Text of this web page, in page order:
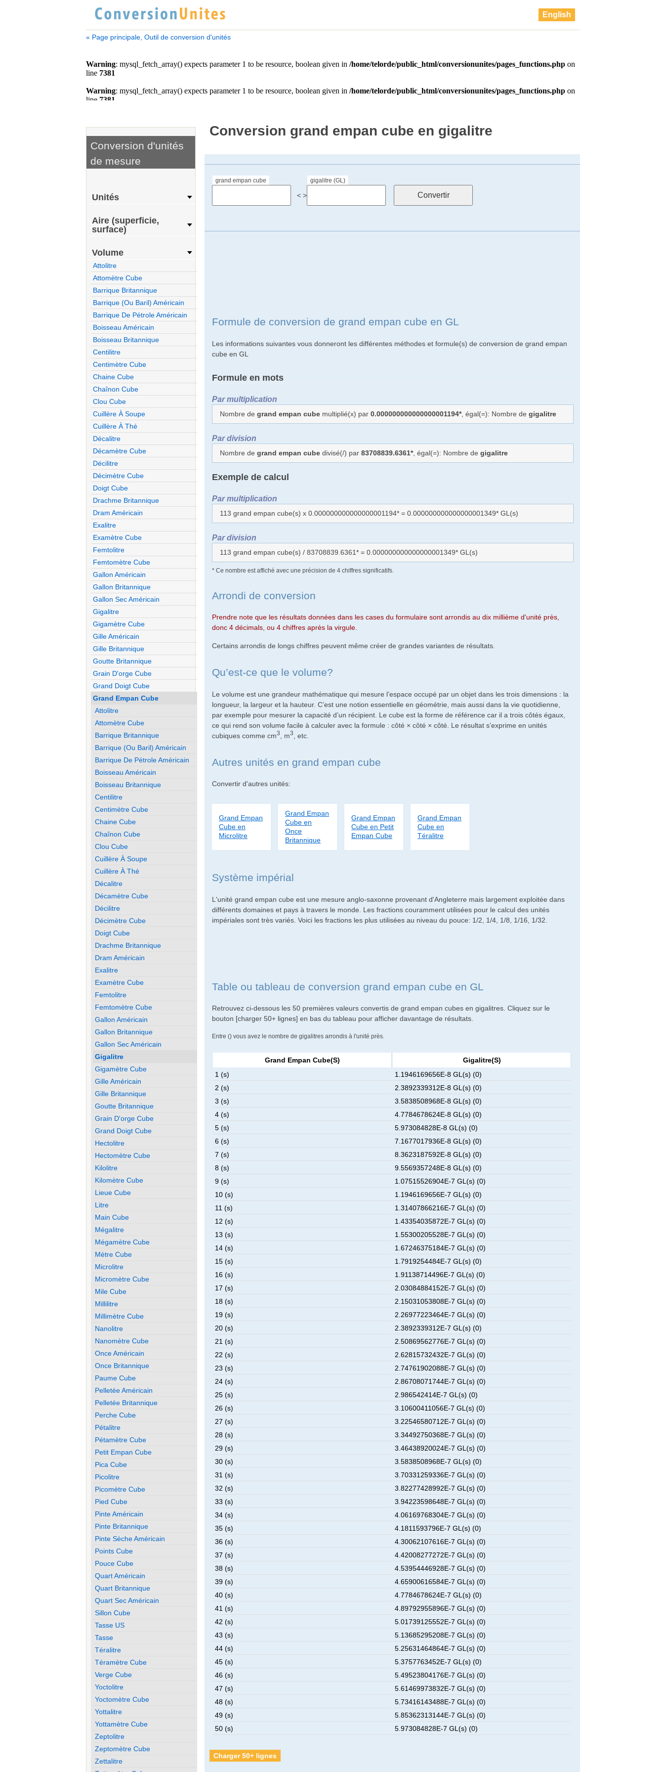
English
« Page principale, Outil de conversion d'unités
Conversion grand empan cube en gigalitre
grand empan cube
< >
gigalitre (GL)
Formule de conversion de grand empan cube en GL
Les informations suivantes vous donneront les différentes méthodes et formule(s) de conversion de grand empan
cube en GL
Formule en mots
Par multiplication
Nombre degrand empan cube multiplié(x) par0.000000000000000001194*, égal(=): Nombre degigalitre
Par division
Nombre degrand empan cube divisé(/) par83708839.6361*, égal(=): Nombre degigalitre
Exemple de calcul
Par multiplication
113 grand empan cube(s) x 0.000000000000000001194* = 0.000000000000000001349* GL(s)
Par division
113 grand empan cube(s) / 83708839.6361* = 0.000000000000000001349* GL(s)
* Ce nombre est affiché avec une précision de 4 chiffres significatifs.
Arrondi de conversion
Prendre note que les résultats données dans les cases du formulaire sont arrondis au dix millième d'unité près,
donc 4 décimals, ou 4 chiffres après la virgule.
Certains arrondis de longs chiffres peuvent même créer de grandes variantes de résultats.
Qu’est-ce que le volume?
Le volume est une grandeur mathématique qui mesure l’espace occupé par un objet dans les trois dimensions : la
longueur, la largeur et la hauteur. C’est une notion essentielle en géométrie, mais aussi dans la vie quotidienne,
par exemple pour mesurer la capacité d’un récipient. Le cube est la forme de référence car il a trois côtés égaux,
ce qui rend son volume facile à calculer avec la formule : côté × côté × côté. Le résultat s’exprime en unités
cubiques comme cm3 , m3 , etc.
Autres unités en grand empan cube
Convertir d'autres unités:
Grand Empan
Cube en
Microlitre
Grand Empan
Cube en
Once
Britannique
Grand Empan
Cube en Petit
Empan Cube
Grand Empan
Cube en
Téralitre
Système impérial
L'unité grand empan cube est une mesure anglo-saxonne provenant d'Angleterre mais largement exploitée dans
différents domaines et pays à travers le monde. Les fractions couramment utilisées pour le calcul des unités
impériales sont très variés. Voici les fractions les plus utilisées au niveau du pouce: 1/2, 1/4, 1/8, 1/16, 1/32.
Table ou tableau de conversion grand empan cube en GL
Retrouvez ci-dessous les 50 premières valeurs convertis de grand empan cubes en gigalitres. Cliquez sur le
bouton [charger 50+ lignes] en bas du tableau pour afficher davantage de résultats.
Entre () vous avez le nombre de gigalitres arrondis à l'unité près.
Grand Empan Cube(s)
Gigalitre(s)
1 (s)
1.1946169656E-8 GL(s) (0)
2 (s)
2.3892339312E-8 GL(s) (0)
3 (s)
3.5838508968E-8 GL(s) (0)
4 (s)
4.7784678624E-8 GL(s) (0)
5 (s)
5.973084828E-8 GL(s) (0)
6 (s)
7.1677017936E-8 GL(s) (0)
7 (s)
8.3623187592E-8 GL(s) (0)
8 (s)
9.5569357248E-8 GL(s) (0)
9 (s)
1.07515526904E-7 GL(s) (0)
10 (s)
1.1946169656E-7 GL(s) (0)
11 (s)
1.31407866216E-7 GL(s) (0)
12 (s)
1.43354035872E-7 GL(s) (0)
13 (s)
1.55300205528E-7 GL(s) (0)
14 (s)
1.67246375184E-7 GL(s) (0)
15 (s)
1.7919254484E-7 GL(s) (0)
16 (s)
1.91138714496E-7 GL(s) (0)
17 (s)
2.03084884152E-7 GL(s) (0)
18 (s)
2.15031053808E-7 GL(s) (0)
19 (s)
2.26977223464E-7 GL(s) (0)
20 (s)
2.3892339312E-7 GL(s) (0)
21 (s)
2.50869562776E-7 GL(s) (0)
22 (s)
2.62815732432E-7 GL(s) (0)
23 (s)
2.74761902088E-7 GL(s) (0)
24 (s)
2.86708071744E-7 GL(s) (0)
25 (s)
2.986542414E-7 GL(s) (0)
26 (s)
3.10600411056E-7 GL(s) (0)
27 (s)
3.22546580712E-7 GL(s) (0)
28 (s)
3.34492750368E-7 GL(s) (0)
29 (s)
3.46438920024E-7 GL(s) (0)
30 (s)
3.5838508968E-7 GL(s) (0)
31 (s)
3.70331259336E-7 GL(s) (0)
32 (s)
3.82277428992E-7 GL(s) (0)
33 (s)
3.94223598648E-7 GL(s) (0)
34 (s)
4.06169768304E-7 GL(s) (0)
35 (s)
4.1811593796E-7 GL(s) (0)
36 (s)
4.30062107616E-7 GL(s) (0)
37 (s)
4.42008277272E-7 GL(s) (0)
38 (s)
4.53954446928E-7 GL(s) (0)
39 (s)
4.65900616584E-7 GL(s) (0)
40 (s)
4.7784678624E-7 GL(s) (0)
41 (s)
4.89792955896E-7 GL(s) (0)
42 (s)
5.01739125552E-7 GL(s) (0)
43 (s)
5.13685295208E-7 GL(s) (0)
44 (s)
5.25631464864E-7 GL(s) (0)
45 (s)
5.3757763452E-7 GL(s) (0)
46 (s)
5.49523804176E-7 GL(s) (0)
47 (s)
5.61469973832E-7 GL(s) (0)
48 (s)
5.73416143488E-7 GL(s) (0)
49 (s)
5.85362313144E-7 GL(s) (0)
50 (s)
5.973084828E-7 GL(s) (0)
Charger 50+ lignes
Conversion d'unités
de mesure
Unités
Aire (superficie,
surface)
Volume
Attolitre
Attomètre Cube
Barrique Britannique
Barrique (ou Baril) Américain
Barrique De Pétrole Américain
Boisseau Américain
Boisseau Britannique
Centilitre
Centimètre Cube
Chaine Cube
Chaînon Cube
Clou Cube
Cuillère À Soupe
Cuillère À Thé
Décalitre
Décamètre Cube
Décilitre
Décimètre Cube
Doigt Cube
Drachme Britannique
Dram Américain
Exalitre
Examètre Cube
Femtolitre
Femtomètre Cube
Gallon Américain
Gallon Britannique
Gallon Sec Américain
Gigalitre
Gigamètre Cube
Gille Américain
Gille Britannique
Goutte Britannique
Grain D'orge Cube
Grand Doigt Cube
Grand Empan Cube
Attolitre
Attomètre Cube
Barrique Britannique
Barrique (ou Baril) Américain
Barrique De Pétrole Américain
Boisseau Américain
Boisseau Britannique
Centilitre
Centimètre Cube
Chaine Cube
Chaînon Cube
Clou Cube
Cuillère À Soupe
Cuillère À Thé
Décalitre
Décamètre Cube
Décilitre
Décimètre Cube
Doigt Cube
Drachme Britannique
Dram Américain
Exalitre
Examètre Cube
Femtolitre
Femtomètre Cube
Gallon Américain
Gallon Britannique
Gallon Sec Américain
Gigalitre
Gigamètre Cube
Gille Américain
Gille Britannique
Goutte Britannique
Grain D'orge Cube
Grand Doigt Cube
Hectolitre
Hectomètre Cube
Kilolitre
Kilomètre Cube
Lieue Cube
Litre
Main Cube
Mégalitre
Mégamètre Cube
Mètre Cube
Microlitre
Micromètre Cube
Mile Cube
Millilitre
Millimètre Cube
Nanolitre
Nanomètre Cube
Once Américain
Once Britannique
Paume Cube
Pelletée Américain
Pelletée Britannique
Perche Cube
Pétalitre
Pétamètre Cube
Petit Empan Cube
Pica Cube
Picolitre
Picomètre Cube
Pied Cube
Pinte Américain
Pinte Britannique
Pinte Sèche Américain
Points Cube
Pouce Cube
Quart Américain
Quart Britannique
Quart Sec Américain
Sillon Cube
Tasse US
Tasse
Téralitre
Téramètre Cube
Verge Cube
Yoctolitre
Yoctomètre Cube
Yottalitre
Yottamètre Cube
Zeptolitre
Zeptomètre Cube
Zettalitre